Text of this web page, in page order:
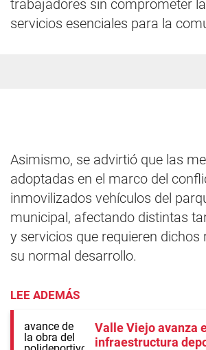
trabajadores sin comprometer
servicios esenciales para la
Asimismo, se advirtió que las
adoptadas en el marco del
inmovilizados vehículos del
municipal, afectando distintas
y servicios que requieren dichos
su normal desarrollo.
LEE ADEMÁS
Valle Viejo avanza
infraestructura